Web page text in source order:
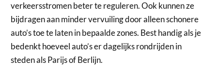
verkeersstromen beter te reguleren. Ook kunnen ze
bijdragen aan minder vervuiling door alleen schonere
auto’s toe te laten in bepaalde zones. Best handig als je
bedenkt hoeveel auto’s er dagelijks rondrijden in
steden als Parijs of Berlijn.